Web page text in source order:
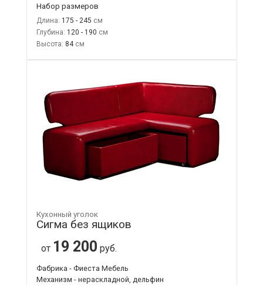
Набор размеров
Длина: 175 - 245
Глубина: 120 - 190
Высота: 84
Кухонный уголок
Сигма без ящиков
от 19 200 руб.
Фабрика - Фиеста Мебель
Механизм - нераскладной, дельфин